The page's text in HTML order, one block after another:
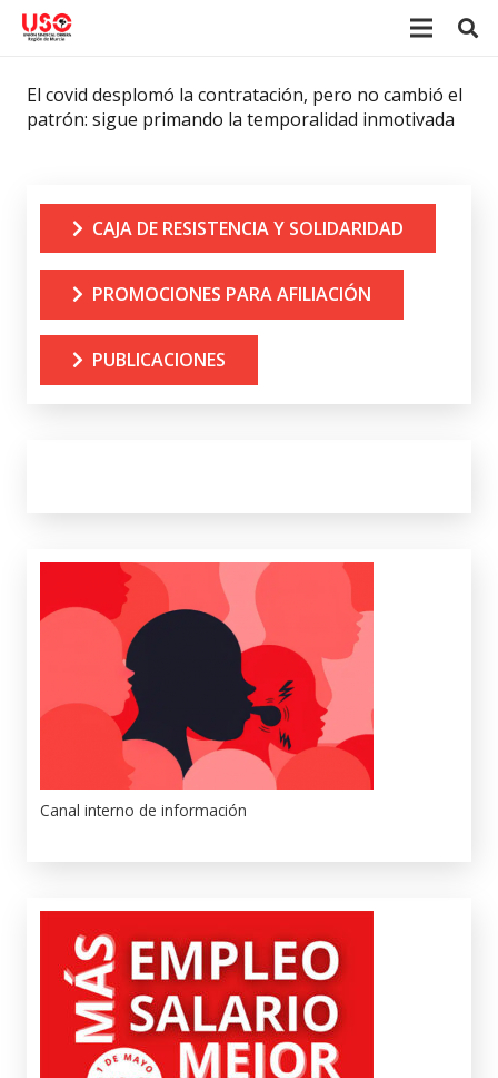
El covid desplomó la contratación, pero no cambió el
patrón: sigue primando la temporalidad inmotivada
CAJA DE RESISTENCIA Y SOLIDARIDAD
PROMOCIONES PARA AFILIACIÓN
PUBLICACIONES
Canal interno de información